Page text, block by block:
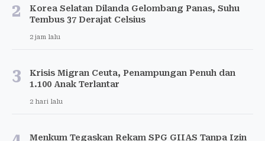
2
Korea Selatan Dilanda Gelombang Panas, Suhu
Tembus 37 Derajat Celsius
2 jam lalu
3
Krisis Migran Ceuta, Penampungan Penuh dan
1.100 Anak Terlantar
2 hari lalu
Menkum Tegaskan Rekam SPG GIIAS Tanpa Izin